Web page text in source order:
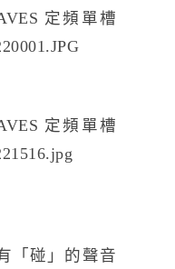
「碰」的聲音